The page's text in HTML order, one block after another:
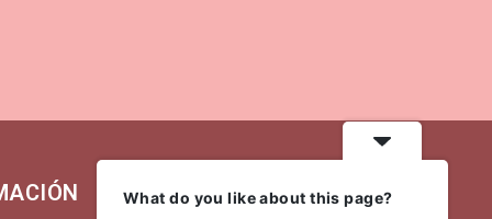
MI CUENTA
What do you like about this page?